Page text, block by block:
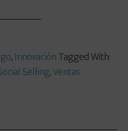
,InnovaciónTagged With:
Selling,Ventas